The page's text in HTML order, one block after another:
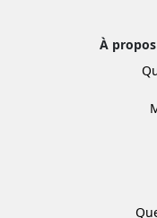
À propos